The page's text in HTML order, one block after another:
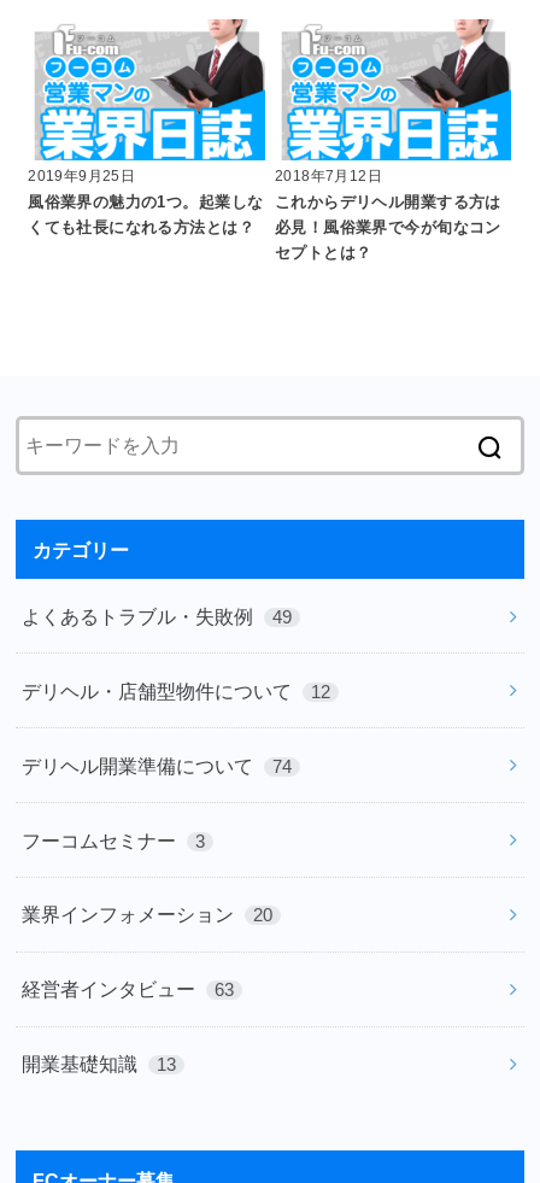
2019年9月25日
風俗業界の魅力の1つ。起業しな
くても社長になれる方法とは？
2018年7月12日
これからデリヘル開業する方は
必見！風俗業界で今が旬なコン
セプトとは？
カテゴリー
よくあるトラブル・失敗例 49
デリヘル・店舗型物件について 12
デリヘル開業準備について 74
フーコムセミナー 3
業界インフォメーション 20
経営者インタビュー 63
開業基礎知識 13